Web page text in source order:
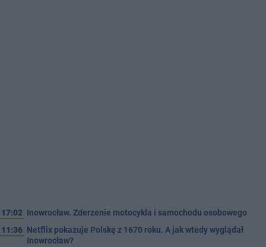
17:02 Inowrocław. Zderzenie motocykla i samochodu osobowego
11:36 Netflix pokazuje Polskę z 1670 roku. A jak wtedy wyglądał
Inowrocław?